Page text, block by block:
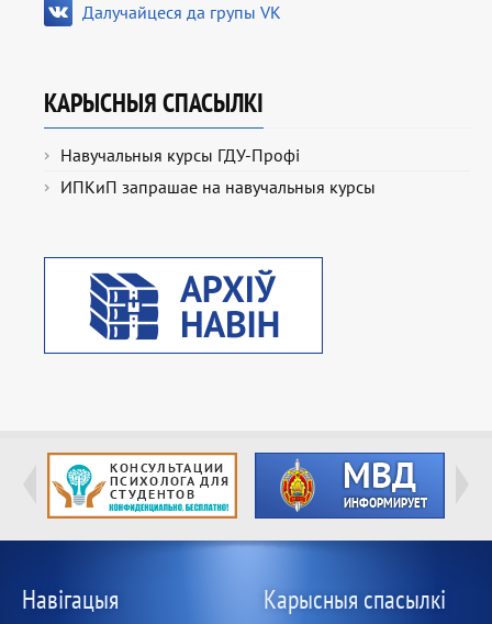
Далучайцеся да групы VK
КАРЫСНЫЯ СПАСЫЛКІ
Навучальныя курсы ГДУ-Профі
ИПКиП запрашае на навучальныя курсы
Навігацыя Карысныя спасылкі